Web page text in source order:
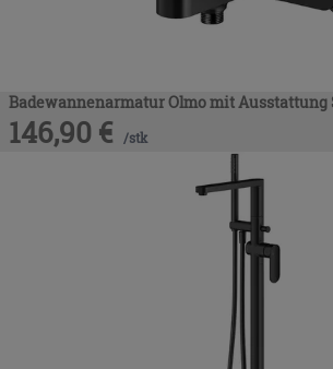
Badewannenarmatur Olmo mit Ausstattung
146,90 € /stk